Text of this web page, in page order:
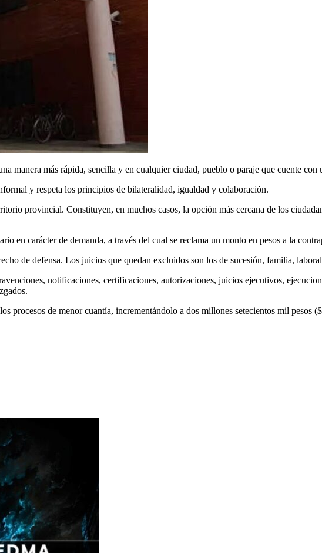
manera más rápida, sencilla y en cualquier ciudad, pueblo o paraje que cuente con
y respeta los principios de bilateralidad, igualdad y colaboración.
provincial. Constituyen, en muchos casos, la opción más cercana de los
en carácter de demanda, a través del cual se reclama un monto en pesos a la
de defensa. Los juicios que quedan excluidos son los de sucesión, familia,
notificaciones, certificaciones, autorizaciones, juicios ejecutivos,
de menor cuantía, incrementándolo a dos millones setecientos mil pesos